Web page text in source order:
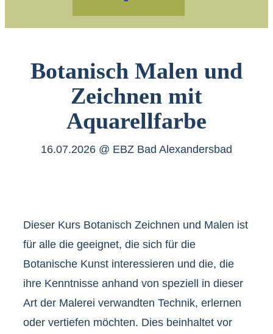
Botanisch Malen und
Zeichnen mit
Aquarellfarbe
16.07.2026 @ EBZ Bad Alexandersbad
Dieser Kurs Botanisch Zeichnen und Malen ist
für alle die geeignet, die sich für die
Botanische Kunst interessieren und die, die
ihre Kenntnisse anhand von speziell in dieser
Art der Malerei verwandten Technik, erlernen
oder vertiefen möchten. Dies beinhaltet vor